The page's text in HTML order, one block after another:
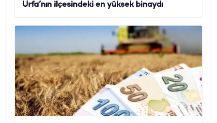
Urfa’nın ilçesindeki en yüksek binaydı